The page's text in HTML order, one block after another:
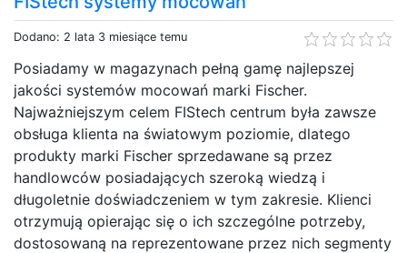
Dodano: 2 lata 3 miesiące temu
Posiadamy w magazynach pełną gamę najlepszej
jakości systemów mocowań marki Fischer.
Najważniejszym celem FIStech centrum była zawsze
obsługa klienta na światowym poziomie, dlatego
produkty marki Fischer sprzedawane są przez
handlowców posiadających szeroką wiedzą i
długoletnie doświadczeniem w tym zakresie. Klienci
otrzymują opierając się o ich szczególne potrzeby,
dostosowaną na reprezentowane przez nich segmenty